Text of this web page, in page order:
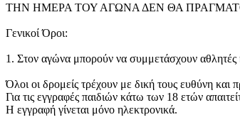
ΤΗΝ ΗΜΕΡΑ ΤΟΥ ΑΓΩΝΑ ΔΕΝ ΘΑ
Γενικοί Όροι:
1. Στον αγώνα μπορούν να συμμετάσχουν
Όλοι οι δρομείς τρέχουν με δική τους ευθύνη και
Για τις εγγραφές παιδιών κάτω των 18 ετών
Η εγγραφή γίνεται μόνο ηλεκτρονικά.